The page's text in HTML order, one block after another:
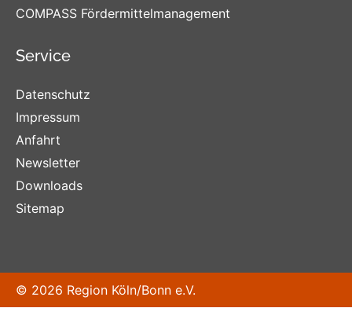
COMPASS Fördermittelmanagement
Service
Datenschutz
Impressum
Anfahrt
Newsletter
Downloads
Sitemap
© 2026 Region Köln/Bonn e.V.